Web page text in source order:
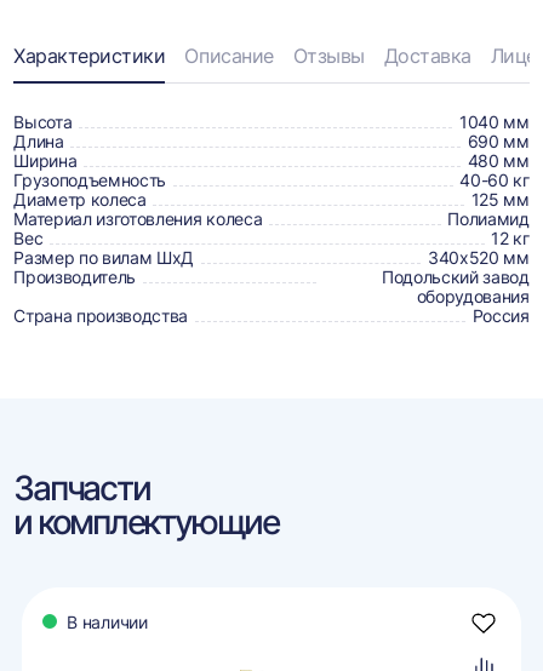
Информация
о
товаре,
доставке,
отзывах
и
сертификаты
Характеристики Описание Отзывы Доставка
Высота
1040 мм
Длина
690 мм
Ширина
480 мм
Грузоподъемность
40-60 кг
Диаметр колеса
125 мм
Материал изготовления колеса
Полиамид
Вес
12 кг
Размер по вилам ШхД
340х520 мм
Производитель
Подольский завод
оборудования
Страна производства
Россия
Запчасти
и комплектующие
В наличии